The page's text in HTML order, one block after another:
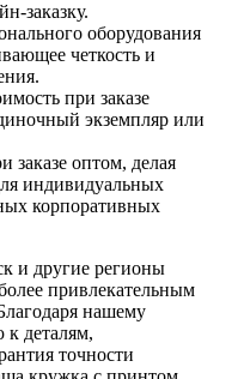
заказку.
оборудования
четкость и
при заказе
экземпляр или
заказе оптом, делая
индивидуальных
корпоративных
и другие регионы
привлекательным
нашему
деталям,
точности